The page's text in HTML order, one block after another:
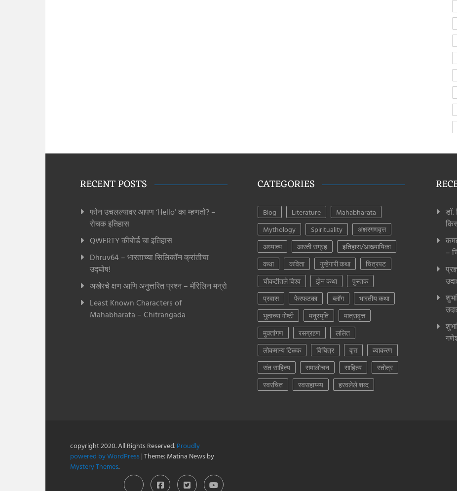
RECENT POSTS
फोन उचलल्यावर आपण ‘Hello’ का म्हणतो? –
रोचक इतिहास
QWERTY कीबोर्ड चा इतिहास
Dhruv64 – भारताच्या सिलिकॉन क्रांतीचा
उद्घोष!
अखेरचे क्षण आणि अनुत्तरित प्रश्न – मॅरिलिन मन्रो
Least Known Characters of
Mahabharata – Chitrangada
CATEGORIES
Blog Literature
Mahabharata
Mythology
Spirituality
अक्षरगणवृत्त
अध्यात्म
आरती संग्रह
इतिहास/आख्यायिका
कथा
कविता गुन्हेगारी कथा
चित्रपट
चौकटीतले विश्व
झेन कथा
पुस्तक
प्रवास
फेरफटका ब्लॉग
भारतीय कथा
भुताच्या गोष्टी
मनुस्मृति
मात्रावृत्त
मुक्तांगण
रसग्रहण
ललित
लोकमान्य टिळक
विचित्र वृत्त
व्याकरण
संत साहित्य
समालोचन साहित्य
स्तोत्र
स्वरचित
स्वसहाय्य्य हरवलेले शब्द
डॉ.
–
copyright 2020. All Rights Reserved.Proudly
powered by WordPress|Theme: Matina News by
Mystery Themes.